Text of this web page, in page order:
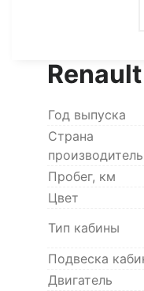
Год выпуска
Страна
производитель
Пробег, км
Цвет
Тип кабины
Подвеска
Двигатель